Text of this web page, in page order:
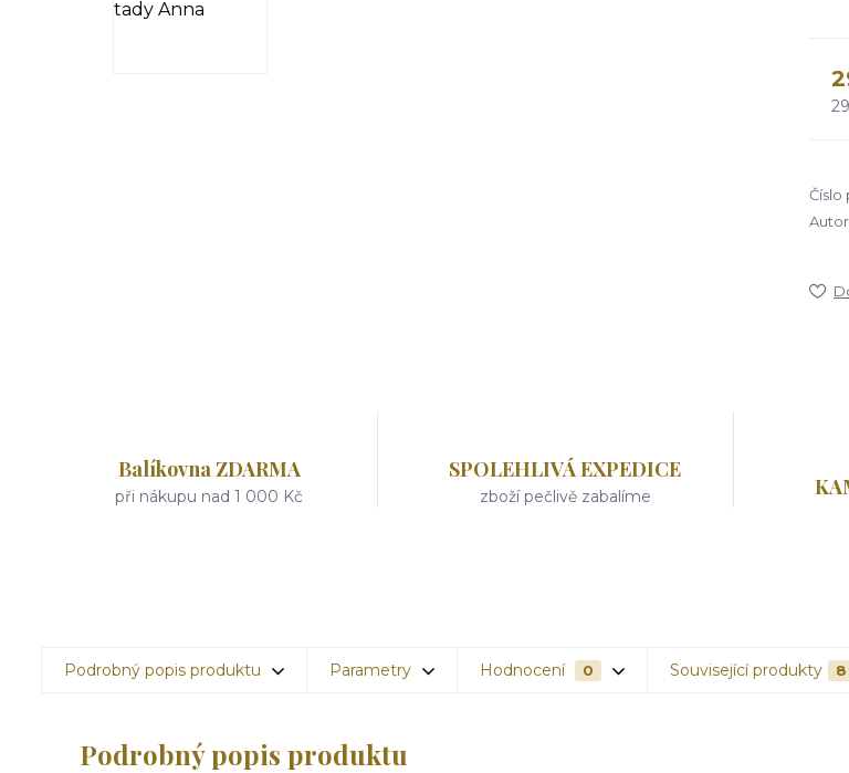
Číslo
Balíkovna ZDARMA
při nákupu nad 1 000 Kč
SPOLEHLIVÁ EXPEDICE
zboží pečlivě zabalíme
Podrobný popis produktu Parametry Hodnocení 0 Související produkty 8
Podrobný popis produktu